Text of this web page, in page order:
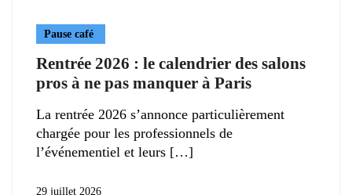
Pause café
Rentrée 2026 : le calendrier des salons
pros à ne pas manquer à Paris
La rentrée 2026 s’annonce particulièrement
chargée pour les professionnels de
l’événementiel et leurs
29 juillet 2026